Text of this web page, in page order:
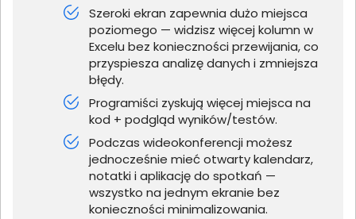
Szeroki ekran zapewnia dużo miejsca
poziomego — widzisz więcej kolumn w
Excelu bez konieczności przewijania, co
przyspiesza analizę danych i zmniejsza
błędy.
Programiści zyskują więcej miejsca na
kod + podgląd wyników/testów.
Podczas wideokonferencji możesz
jednocześnie mieć otwarty kalendarz,
notatki i aplikację do spotkań —
wszystko na jednym ekranie bez
konieczności minimalizowania.